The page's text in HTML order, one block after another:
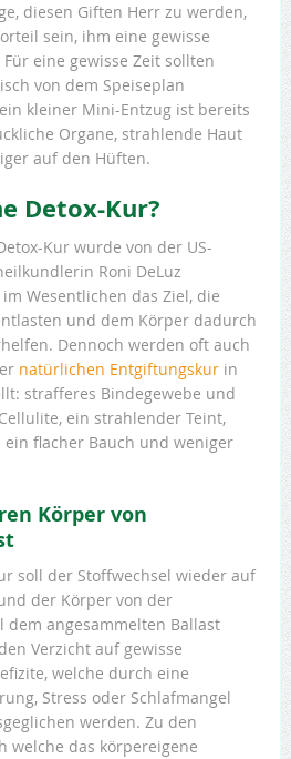
diesen Giften Herr zu werden,
sein, ihm eine gewisse
eine gewisse Zeit sollten
von dem Speiseplan
kleiner Mini-Entzug ist bereits
Organe, strahlende Haut
auf den Hüften.
Detox-Kur?
Kur wurde von der US-
Roni DeLuz
Wesentlichen das Ziel, die
und dem Körper dadurch
Dennoch werden oft auch
natürlichen Entgiftungskurin
strafferes Bindegewebe und
ein strahlender Teint,
ein flacher Bauch und weniger
Körper von
soll der Stoffwechsel wieder auf
der Körper von der
dem angesammelten Ballast
Verzicht auf gewisse
welche durch eine
Stress oder Schlafmangel
werden. Zu den
welche das körpereigene